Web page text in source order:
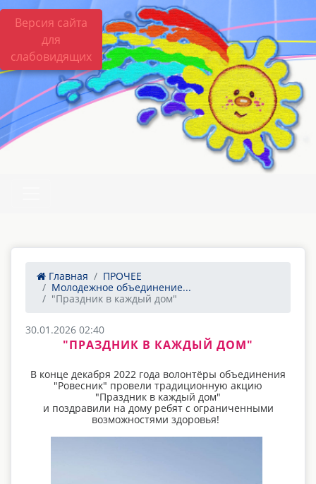
Версия сайта
для
слабовидящих
Главная
ПРОЧЕЕ
Молодежное объединение...
"Праздник в каждый дом"
30.01.2026 02:40
"ПРАЗДНИК В КАЖДЫЙ ДОМ"
В конце декабря 2022 года волонтёры объединения
"Ровесник" провели традиционную акцию
"Праздник в каждый дом"
и поздравили на дому ребят с ограниченными
возможностями здоровья!